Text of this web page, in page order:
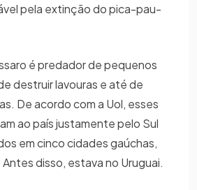
pela extinção do pica-pau-
é predador de pequenos
destruir lavouras e até de
De acordo com a Uol, esses
ao país justamente pelo Sul
em cinco cidades gaúchas,
disso, estava no Uruguai.